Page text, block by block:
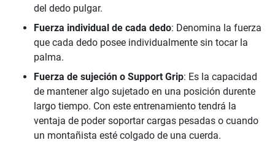
del dedo pulgar.
Fuerza individual de cada dedo: Denomina la fuerza
que cada dedo posee individualmente sin tocar la
palma.
Fuerza de sujeción o Support Grip: Es la capacidad
de mantener algo sujetado en una posición durente
largo tiempo. Con este entrenamiento tendrá la
ventaja de poder soportar cargas pesadas o cuando
un montañista esté colgado de una cuerda.